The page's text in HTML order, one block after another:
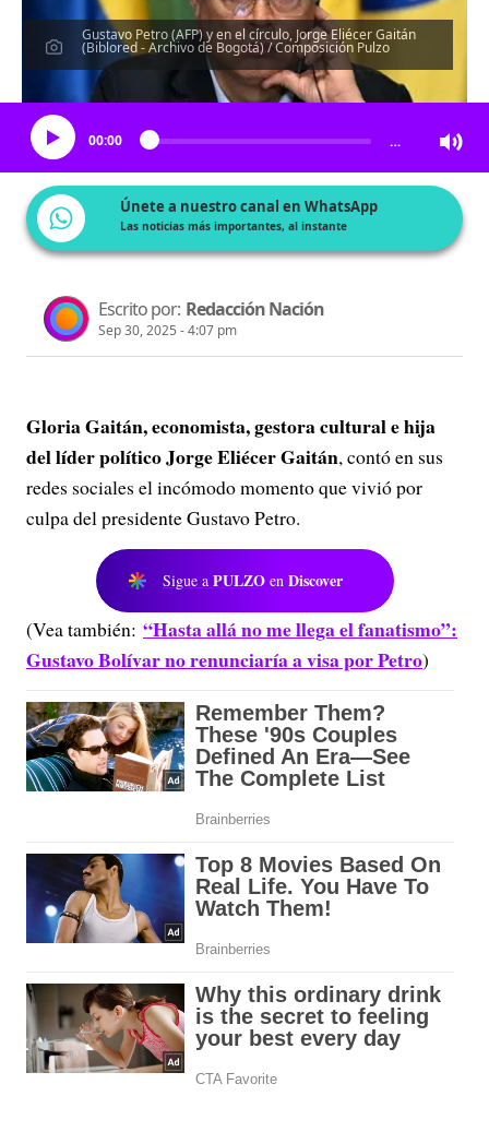
Gustavo Petro (AFP) y en el círculo, Jorge Eliécer Gaitán
(Biblored - Archivo de Bogotá) / Composición Pulzo
Escucha el artículo
00:00 …
Únete a nuestro canal en WhatsApp
Las noticias más importantes, al instante
Escrito por: Redacción Nación
Sep 30, 2025 - 4:07 pm
Gloria Gaitán, economista, gestora cultural e hija
del líder político Jorge Eliécer Gaitán, contó en sus
redes sociales el incómodo momento que vivió por
culpa del presidente Gustavo Petro.
Sigue a PULZO en Discover
(Vea también: “Hasta allá no me llega el fanatismo”:
Gustavo Bolívar no renunciaría a visa por Petro)